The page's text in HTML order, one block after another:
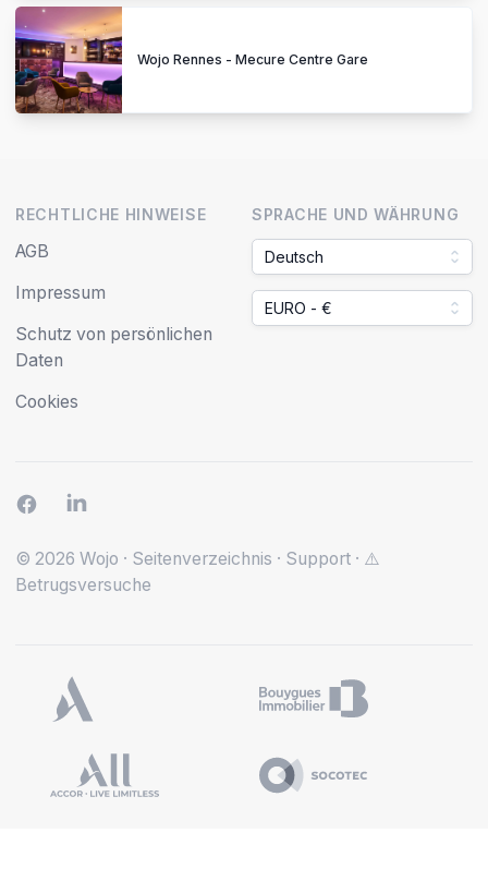
Wojo Rennes - Mecure Centre Gare
RECHTLICHE HINWEISE
AGB
Impressum
Schutz von persönlichen
Daten
Cookies
SPRACHE UND WÄHRUNG
Deutsch
EURO - €
© 2026 Wojo · Seitenverzeichnis · Support · ⚠️
Betrugsversuche